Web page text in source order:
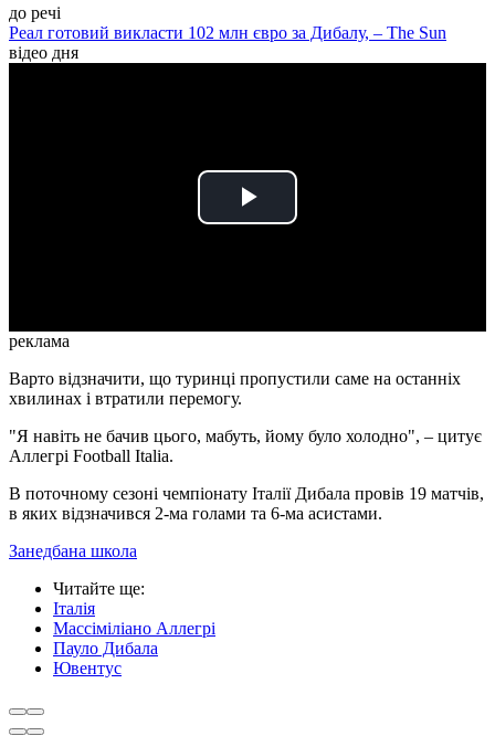
до речі
Реал готовий викласти 102 млн євро за Дибалу, – The Sun
відео дня
Play
реклама
Варто відзначити, що туринці пропустили саме на останніх
хвилинах і втратили перемогу.
"Я навіть не бачив цього, мабуть, йому було холодно", – цитує
Аллегрі Football Italia.
В поточному сезоні чемпіонату Італії Дибала провів 19 матчів,
в яких відзначився 2-ма голами та 6-ма асистами.
Занедбана школа
Читайте ще:
Італія
Массіміліано Аллегрі
Пауло Дибала
Ювентус